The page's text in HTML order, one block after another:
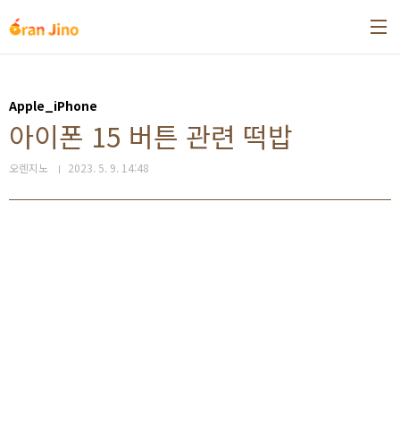
Apple_iPhone
아이폰 15 버튼 관련 떡밥
오렌지노 2023. 5. 9. 14:48